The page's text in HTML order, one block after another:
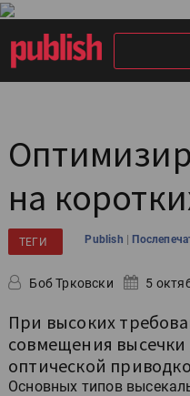
на
ТЕГИ Publish |
Боб Трковски 5
При высоких
совмещения высечки
оптической
Основных типов